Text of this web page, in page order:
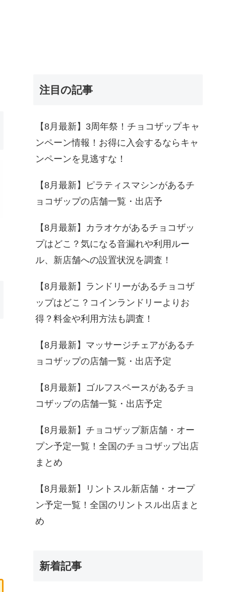
注目の記事
【8月最新】3周年祭！チョコザップキャ
ンペーン情報！お得に入会するならキャ
ンペーンを見逃すな！
【8月最新】ピラティスマシンがあるチ
ョコザップの店舗一覧・出店予
【8月最新】カラオケがあるチョコザッ
プはどこ？気になる音漏れや利用ルー
ル、新店舗への設置状況を調査！
【8月最新】ランドリーがあるチョコザ
ップはどこ？コインランドリーよりお
得？料金や利用方法も調査！
【8月最新】マッサージチェアがあるチ
ョコザップの店舗一覧・出店予定
【8月最新】ゴルフスペースがあるチョ
コザップの店舗一覧・出店予定
【8月最新】チョコザップ新店舗・オー
プン予定一覧！全国のチョコザップ出店
まとめ
【8月最新】リントスル新店舗・オープ
ン予定一覧！全国のリントスル出店まと
め
新着記事